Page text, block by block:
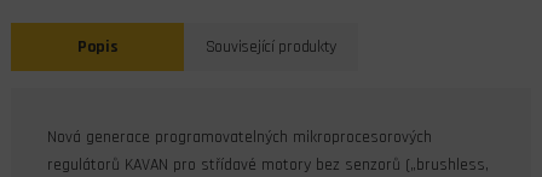
Popis Související produkty
Nová generace programovatelných mikroprocesorových
regulátorů KAVAN pro střídavé motory bez senzorů („brushless,